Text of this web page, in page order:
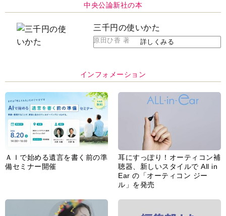
中央公論新社の本
三千円の使いかた
原田ひ香 著 詳しくみる
インフォメーション
ＡＩで始める遺言を書く前の準
備セミナー開催
耳にすっぽり！オーティコン補
聴器、新しいスタイルで All in
Ear の「オーティコン ジー
ル」を発売